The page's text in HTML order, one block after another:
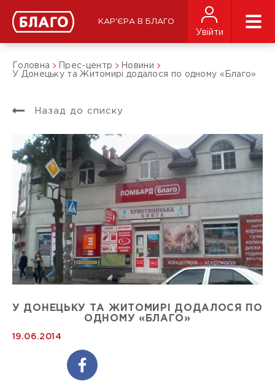
КАР'ЄРА В БЛАГО
Увійти
Головна Прес-центр
Новини
У Донецьку та Житомирі додалося по одному «Благо»
Назад до списку
У ДОНЕЦЬКУ ТА ЖИТОМИРІ ДОДАЛОСЯ ПО
ОДНОМУ «БЛАГО»
19.06.2014